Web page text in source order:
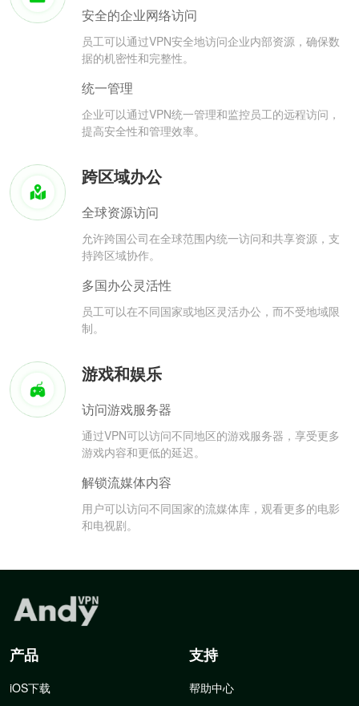
安全的企业网络访问
员工可以通过VPN安全地访问企业内部资源，确保数
据的机密性和完整性。
统一管理
企业可以通过VPN统一管理和监控员工的远程访问，
提高安全性和管理效率。
跨区域办公
全球资源访问
允许跨国公司在全球范围内统一访问和共享资源，支
持跨区域协作。
多国办公灵活性
员工可以在不同国家或地区灵活办公，而不受地域限
制。
游戏和娱乐
访问游戏服务器
通过VPN可以访问不同地区的游戏服务器，享受更多
游戏内容和更低的延迟。
解锁流媒体内容
用户可以访问不同国家的流媒体库，观看更多的电影
和电视剧。
产品
iOS下载
支持
帮助中心